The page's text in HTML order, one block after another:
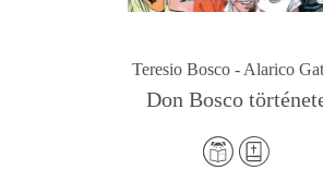
Teresio Bosco - Alarico
Don Bosco